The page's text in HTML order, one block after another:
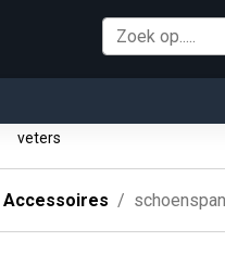
veters
Accessoires